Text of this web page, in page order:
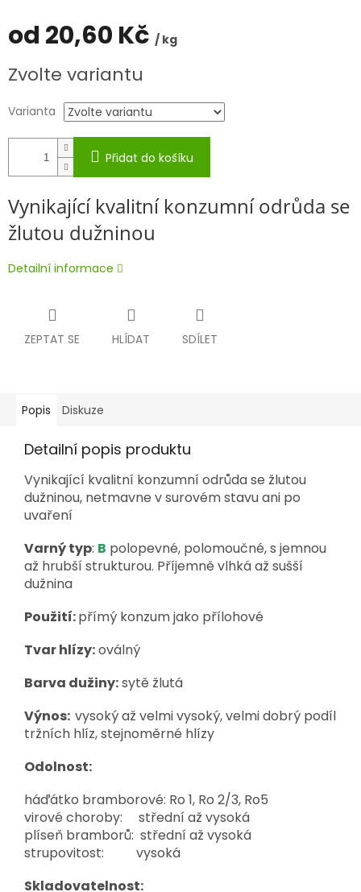
od 20,60 Kč / kg
cena:
Zvolte variantu
Varianta
Přidat do košíku
Vynikající kvalitní konzumní odrůda se
žlutou dužninou
Detailní informace
ZEPTAT SE HLÍDAT SDÍLET
Popis Diskuze
Detailní popis produktu
Vynikající kvalitní konzumní odrůda se žlutou
dužninou, netmavne v surovém stavu ani po
uvaření
Varný typ: B polopevné, polomoučné, s jemnou
až hrubší strukturou. Příjemně vlhká až sušší
dužnina
Použití:přímý konzum jako přílohové
Tvar hlízy:oválný
Barva dužiny:sytě žlutá
Výnos: vysoký až velmi vysoký, velmi dobrý podíl
tržních hlíz, stejnoměrné hlízy
Odolnost:
háďátko bramborové: Ro 1, Ro 2/3, Ro5
virové choroby: střední až vysoká
plíseň bramborů: střední až vysoká
strupovitost: vysoká
Skladovatelnost: